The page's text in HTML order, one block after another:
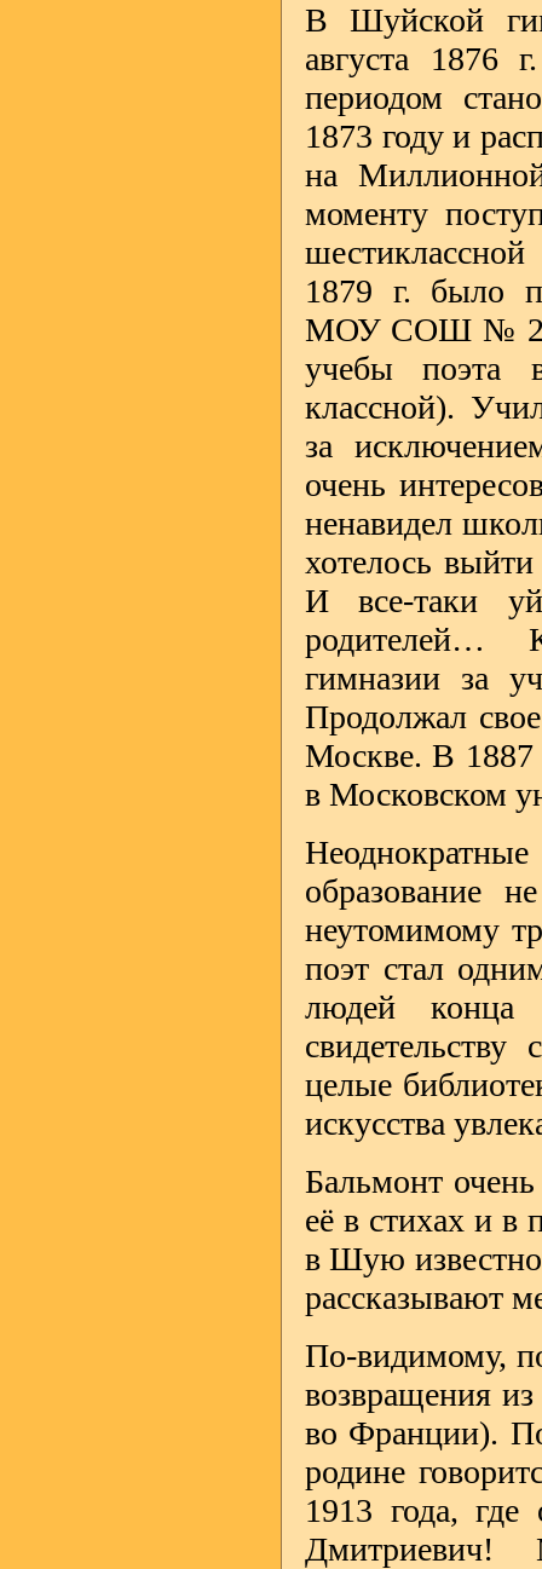
В Шуйской
августа 1876
периодом
1873 году и
на
моменту
1879 г. было
МОУ СОШ № 2
учебы поэта
классной).
за
очень
ненавидел
хотелось
И все-таки
родителей…
гимназии за
Продолжал
Москве. В 1887
в Московском
образование
неутомимому
поэт стал
людей
целые
искусства
Бальмонт
её в стихах и в
в Шую
рассказывают
По-видимому,
возвращения
во Франции).
родине
1913 года,
Дмитриевич!